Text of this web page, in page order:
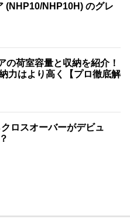
(NHP10/NHP10H) のグレ
の荷室容量と収納を紹介！
力はより高く【プロ徹底解
クロスオーバーがデビュ